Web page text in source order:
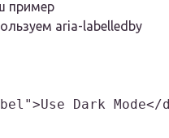
пример
aria-labelledby
Dark Mode</